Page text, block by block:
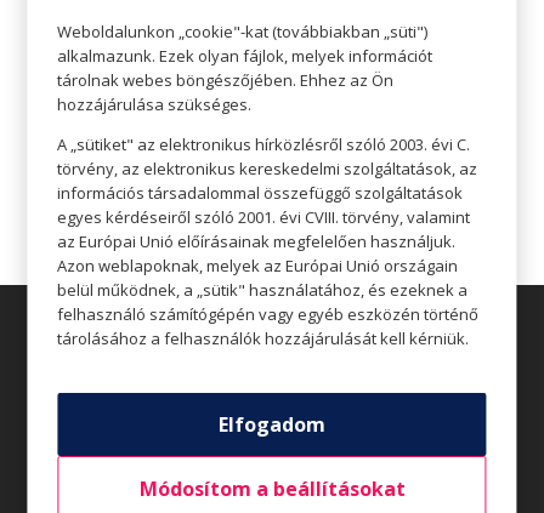
kedvezménnyel
CCC: Új tanév, új kalandok, új kedvencek!
Vision Express: szemüveg-előfizetés
Legutóbbi hozzászólások
Üzletek
Akciók
Weboldalunkon „cookie"-kat (továbbiakban „süti")
alkalmazunk. Ezek olyan fájlok, melyek információt
tárolnak webes böngészőjében. Ehhez az Ön
hozzájárulása szükséges.
A „sütiket" az elektronikus hírközlésről szóló 2003. évi C.
törvény, az elektronikus kereskedelmi szolgáltatások, az
információs társadalommal összefüggő szolgáltatások
egyes kérdéseiről szóló 2001. évi CVIII. törvény, valamint
az Európai Unió előírásainak megfelelően használjuk.
Azon weblapoknak, melyek az Európai Unió országain
belül működnek, a „sütik" használatához, és ezeknek a
felhasználó számítógépén vagy egyéb eszközén történő
tárolásához a felhasználók hozzájárulását kell kérniük.
Elfogadom
Módosítom a beállításokat